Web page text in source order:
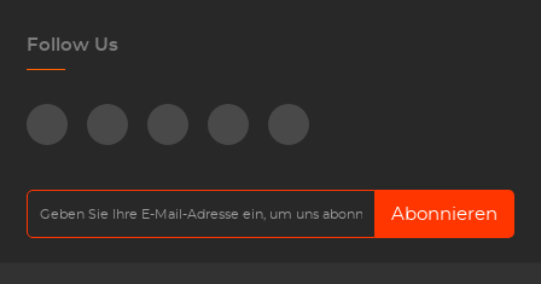
Follow Us
Abonnieren